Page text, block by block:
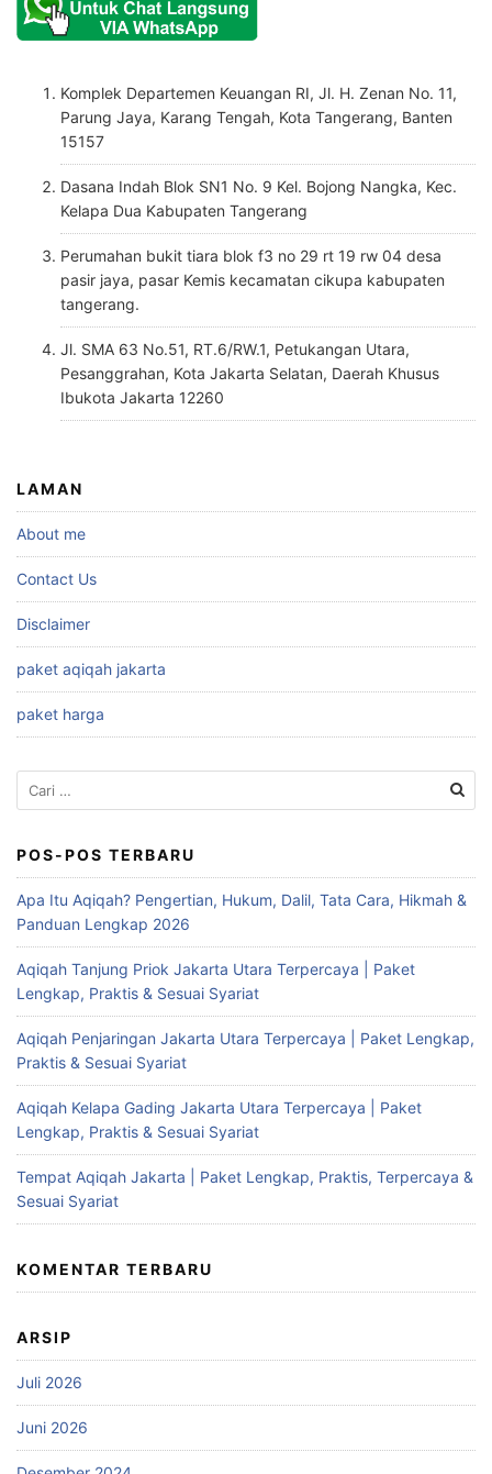
Komplek Departemen Keuangan RI, Jl. H. Zenan No. 11,
Parung Jaya, Karang Tengah, Kota Tangerang, Banten
15157
Dasana Indah Blok SN1 No. 9 Kel. Bojong Nangka, Kec.
Kelapa Dua Kabupaten Tangerang
Perumahan bukit tiara blok f3 no 29 rt 19 rw 04 desa
pasir jaya, pasar Kemis kecamatan cikupa kabupaten
tangerang.
Jl. SMA 63 No.51, RT.6/RW.1, Petukangan Utara,
Pesanggrahan, Kota Jakarta Selatan, Daerah Khusus
Ibukota Jakarta 12260
LAMAN
About me
Contact Us
Disclaimer
paket aqiqah jakarta
paket harga
Cari
untuk:
POS-POS TERBARU
Apa Itu Aqiqah? Pengertian, Hukum, Dalil, Tata Cara, Hikmah &
Panduan Lengkap 2026
Aqiqah Tanjung Priok Jakarta Utara Terpercaya | Paket
Lengkap, Praktis & Sesuai Syariat
Aqiqah Penjaringan Jakarta Utara Terpercaya | Paket Lengkap,
Praktis & Sesuai Syariat
Aqiqah Kelapa Gading Jakarta Utara Terpercaya | Paket
Lengkap, Praktis & Sesuai Syariat
Tempat Aqiqah Jakarta | Paket Lengkap, Praktis, Terpercaya &
Sesuai Syariat
KOMENTAR TERBARU
ARSIP
Juli 2026
Juni 2026